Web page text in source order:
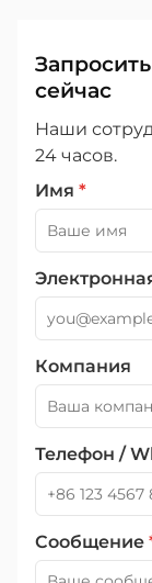
сейчас
Наши
24 часов.
Имя *
Компания
Телефон /
Сообщение